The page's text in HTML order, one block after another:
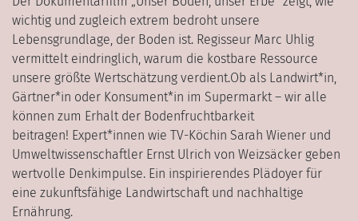
wichtig und zugleich extrem bedroht unsere
Lebensgrundlage, der Boden ist. Regisseur Marc Uhlig
vermittelt eindringlich, warum die kostbare Ressource
unsere größte Wertschätzung verdient.Ob als Landwirt*in,
Gärtner*in oder Konsument*in im Supermarkt – wir alle
können zum Erhalt der Bodenfruchtbarkeit
beitragen! Expert*innen wie TV-Köchin Sarah Wiener und
Umweltwissenschaftler Ernst Ulrich von Weizsäcker geben
wertvolle Denkimpulse. Ein inspirierendes Plädoyer für
eine zukunftsfähige Landwirtschaft und nachhaltige
Ernährung.